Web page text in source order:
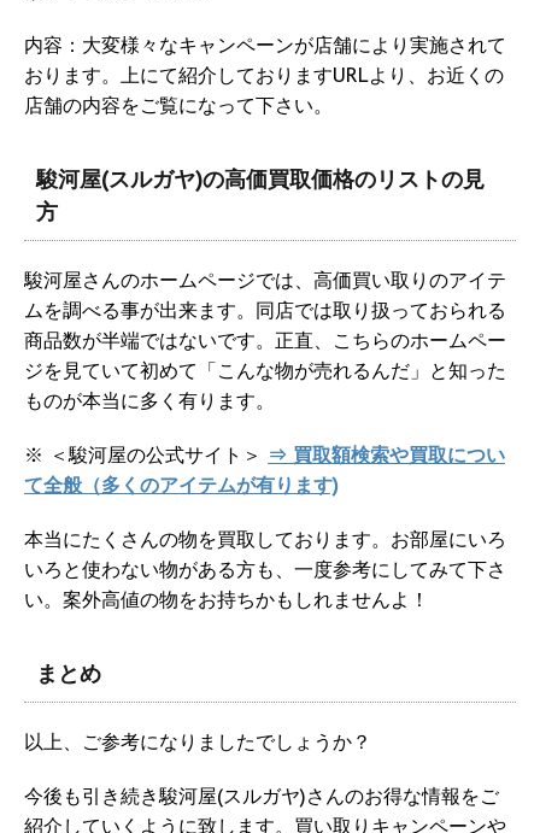
内容：大変様々なキャンペーンが店舗により実施されて
おります。上にて紹介しておりますURLより、お近くの
店舗の内容をご覧になって下さい。
駿河屋(スルガヤ)の高価買取価格のリストの見
方
駿河屋さんのホームページでは、高価買い取りのアイテ
ムを調べる事が出来ます。同店では取り扱っておられる
商品数が半端ではないです。正直、こちらのホームペー
ジを見ていて初めて「こんな物が売れるんだ」と知った
ものが本当に多く有ります。
※ ＜駿河屋の公式サイト＞ ⇒ 買取額検索や買取につい
て全般（多くのアイテムが有ります)
本当にたくさんの物を買取しております。お部屋にいろ
いろと使わない物がある方も、一度参考にしてみて下さ
い。案外高値の物をお持ちかもしれませんよ！
まとめ
以上、ご参考になりましたでしょうか？
今後も引き続き駿河屋(スルガヤ)さんのお得な情報をご
紹介していくように致します。買い取りキャンペーンや